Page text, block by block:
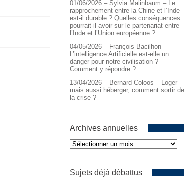
01/06/2026 – Sylvia Malinbaum – Le
rapprochement entre la Chine et l’Inde
est-il durable ? Quelles conséquences
pourrait-il avoir sur le partenariat entre
l’Inde et l’Union européenne ?
04/05/2026 – François Bacilhon –
L’intelligence Artificielle est-elle un
danger pour notre civilisation ?
Comment y répondre ?
13/04/2026 – Bernard Coloos – Loger
mais aussi héberger, comment sortir de
la crise ?
Archives annuelles
Archives
annuelles
Sujets déjà débattus